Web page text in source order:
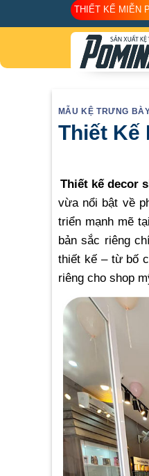
to
THIẾT KẾ MIỄN
MẪU KỆ TRƯNG
Thiết Kế
Thiết kế decor
vừa nổi bật về
triển mạnh mẽ tại
bản sắc riêng
thiết kế – từ bố
riêng cho shop